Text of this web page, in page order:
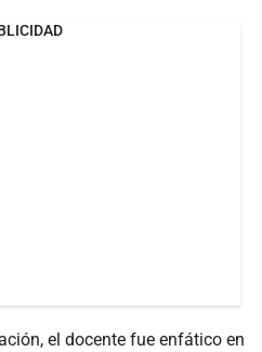
el docente fue enfático en